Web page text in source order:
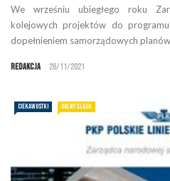
We wrześniu ubiegłego roku
kolejowych projektów do
dopełnieniem samorządowych
Redakcja 26/11/2021
CIEKAWOSTKI DOLNY ŚLĄSK